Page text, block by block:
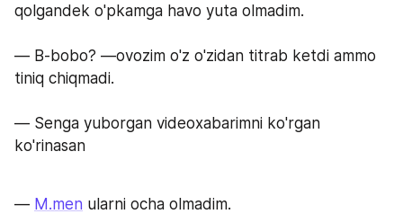
qolgandek o'pkamga havo yuta olmadim.
— B-bobo? —ovozim o'z o'zidan titrab ketdi ammo
tiniq chiqmadi.
— Senga yuborgan videoxabarimni ko'rgan
ko'rinasan
— M.men ularni ocha olmadim.